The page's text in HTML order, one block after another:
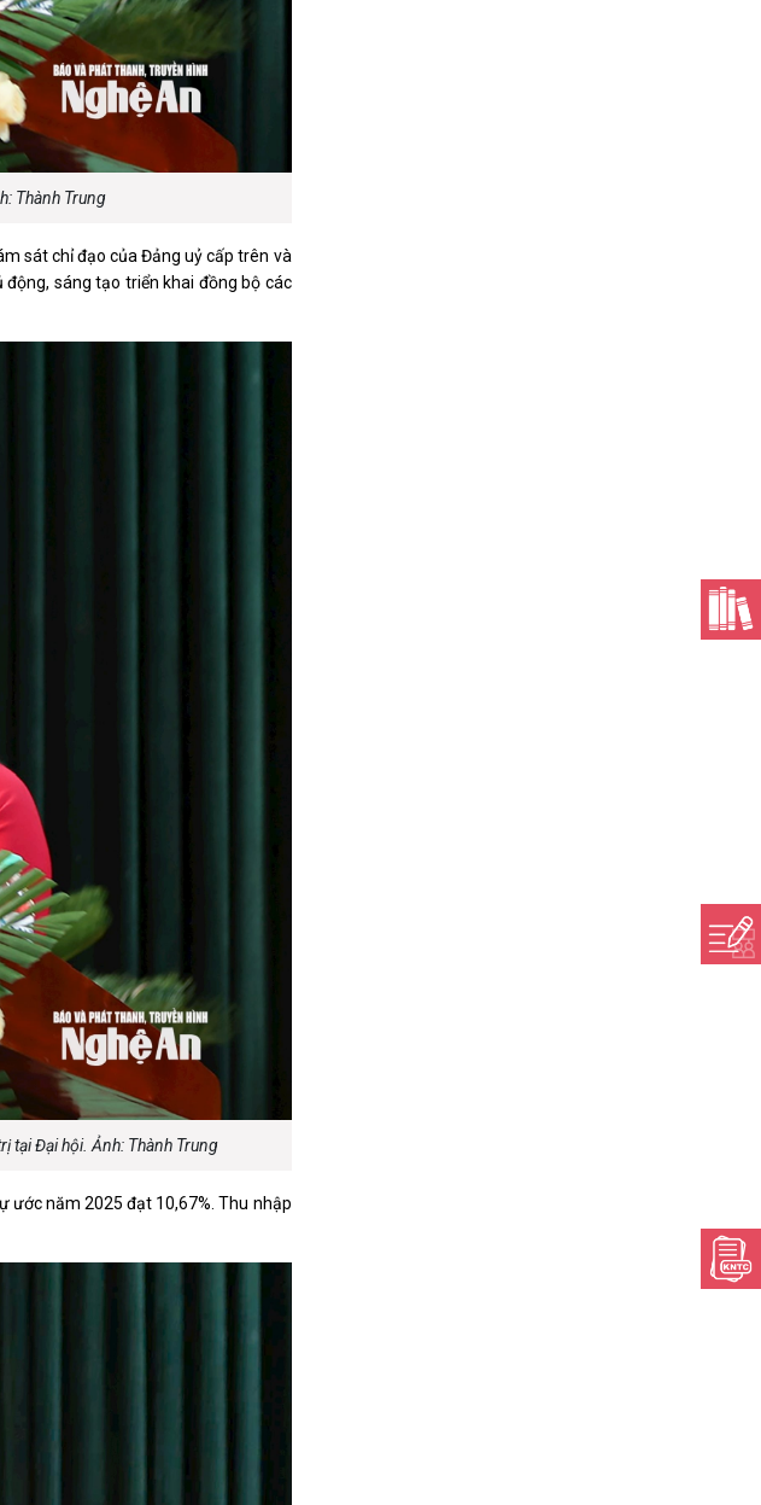
Thành Trung
sát chỉ đạo của Đảng uỷ cấp trên và
sáng tạo triển khai đồng bộ các
tại Đại hội. Ảnh: Thành Trung
ước năm 2025 đạt 10,67%. Thu nhập